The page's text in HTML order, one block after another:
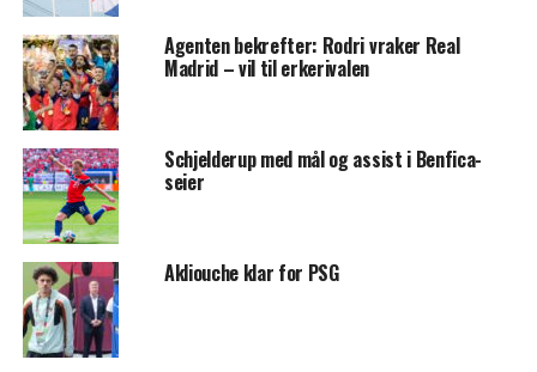
Agenten bekrefter: Rodri vraker Real
Madrid – vil til erkerivalen
Schjelderup med mål og assist i Benfica-
seier
Akliouche klar for PSG